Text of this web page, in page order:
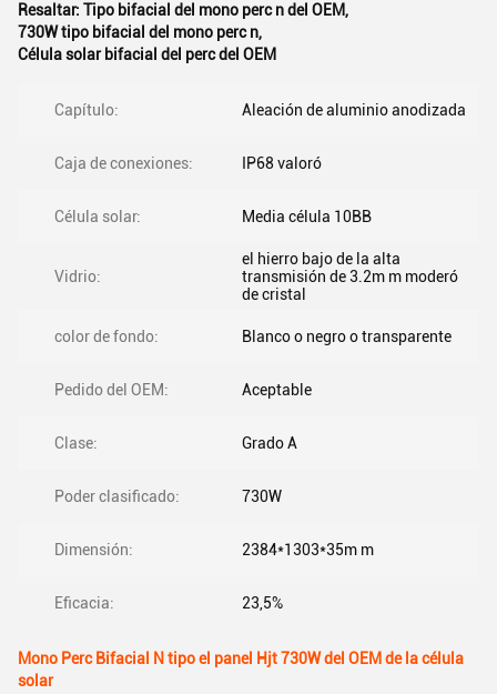
Resaltar: Tipo bifacial del mono perc n del OEM,
730W tipo bifacial del mono perc n,
Célula solar bifacial del perc del OEM
Capítulo: Aleación de aluminio anodizada
Caja de conexiones: IP68 valoró
Célula solar: Media célula 10BB
Vidrio:
el hierro bajo de la alta
transmisión de 3.2m m moderó
de cristal
color de fondo: Blanco o negro o transparente
Pedido del OEM: Aceptable
Clase: Grado A
Poder clasificado: 730W
Dimensión: 2384*1303*35m m
Eficacia: 23,5%
Mono Perc Bifacial N tipo el panel Hjt 730W del OEM de la célula
solar